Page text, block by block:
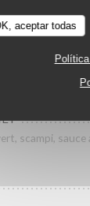
aceptar todas
AU
scampi, sauce